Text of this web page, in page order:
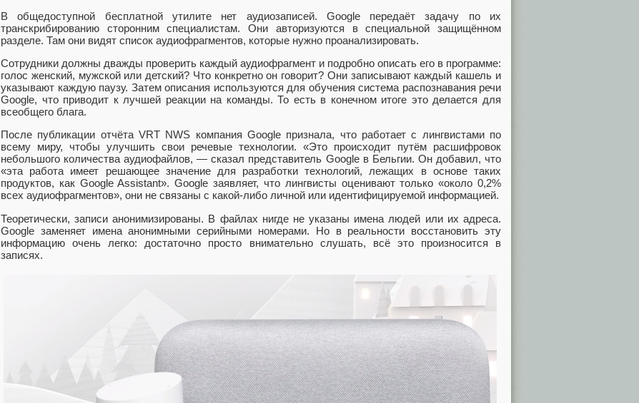
В общедоступной бесплатной утилите нет аудиозаписей. Google передаёт задачу по их
транскрибированию сторонним специалистам. Они авторизуются в специальной защищённом
разделе. Там они видят список аудиофрагментов, которые нужно проанализировать.
Сотрудники должны дважды проверить каждый аудиофрагмент и подробно описать его в программе:
голос женский, мужской или детский? Что конкретно он говорит? Они записывают каждый кашель и
указывают каждую паузу. Затем описания используются для обучения система распознавания речи
Google, что приводит к лучшей реакции на команды. То есть в конечном итоге это делается для
всеобщего блага.
После публикации отчёта VRT NWS компания Google признала, что работает с лингвистами по
всему миру, чтобы улучшить свои речевые технологии. «Это происходит путём расшифровок
небольшого количества аудиофайлов, — сказал представитель Google в Бельгии. Он добавил, что
«эта работа имеет решающее значение для разработки технологий, лежащих в основе таких
продуктов, как Google Assistant». Google заявляет, что лингвисты оценивают только «около 0,2%
всех аудиофрагментов», они не связаны с какой-либо личной или идентифицируемой информацией.
Теоретически, записи анонимизированы. В файлах нигде не указаны имена людей или их адреса.
Google заменяет имена анонимными серийными номерами. Но в реальности восстановить эту
информацию очень легко: достаточно просто внимательно слушать, всё это произносится в
записях.